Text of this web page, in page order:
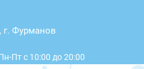
г. Фурманов
Пт с 10:00 до 20:00